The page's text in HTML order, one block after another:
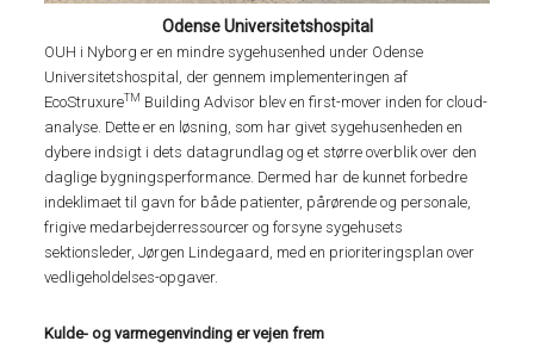
Odense Universitetshospital
OUH i Nyborg er en mindre sygehusenhed under Odense
Universitetshospital, der gennem implementeringen af
EcoStruxureTM Building Advisor blev en first-mover inden for cloud-
analyse. Dette er en løsning, som har givet sygehusenheden en
dybere indsigt i dets datagrundlag og et større overblik over den
daglige bygningsperformance. Dermed har de kunnet forbedre
indeklimaet til gavn for både patienter, pårørende og personale,
frigive medarbejderressourcer og forsyne sygehusets
sektionsleder, Jørgen Lindegaard, med en prioriteringsplan over
vedligeholdelses-opgaver.
Kulde- og varmegenvinding er vejen frem